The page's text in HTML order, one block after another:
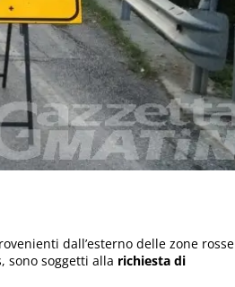
dall’esterno delle zone rosse
sono soggetti alla richiesta di